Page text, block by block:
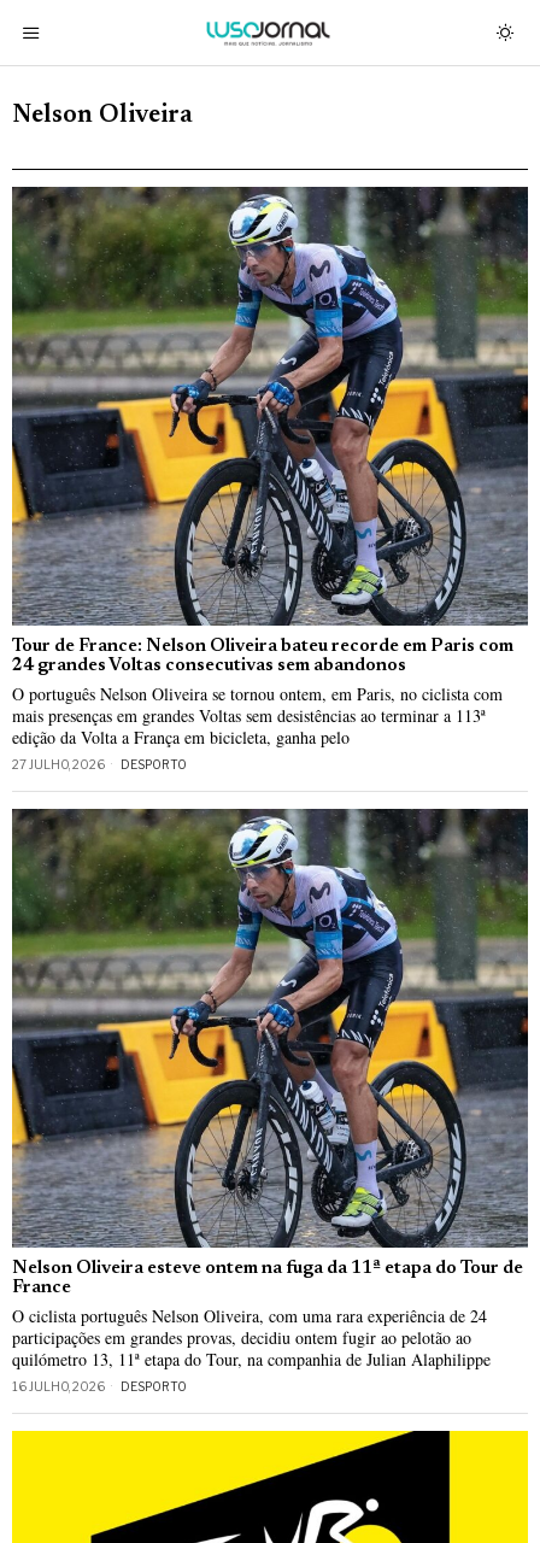
Nelson Oliveira
Tour de France: Nelson Oliveira bateu recorde em Paris com
24 grandes Voltas consecutivas sem abandonos
O português Nelson Oliveira se tornou ontem, em Paris, no ciclista com
mais presenças em grandes Voltas sem desistências ao terminar a 113ª
edição da Volta a França em bicicleta, ganha pelo
27 JULHO, 2026 DESPORTO
Nelson Oliveira esteve ontem na fuga da 11ª etapa do Tour de
France
O ciclista português Nelson Oliveira, com uma rara experiência de 24
participações em grandes provas, decidiu ontem fugir ao pelotão ao
quilómetro 13, 11ª etapa do Tour, na companhia de Julian Alaphilippe
16 JULHO, 2026 DESPORTO